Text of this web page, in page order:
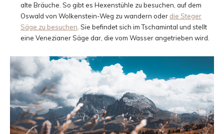
alte Bräuche. So gibt es Hexenstühle zu besuchen, auf dem
Oswald von Wolkenstein-Weg zu wandern oder die Steger
Säge zu besuchen . Sie befindet sich im Tschamintal und stellt
eine Venezianer Säge dar, die vom Wasser angetrieben wird.